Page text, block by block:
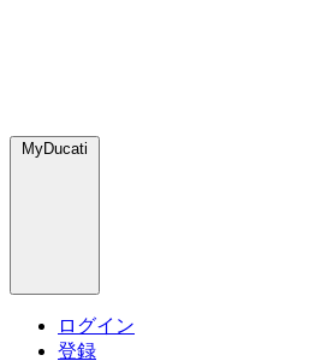
MyDucati
ログイン
登録